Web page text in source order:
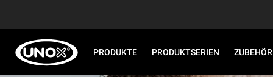
PRODUKTE PRODUKTSERIEN ZUBEHÖR